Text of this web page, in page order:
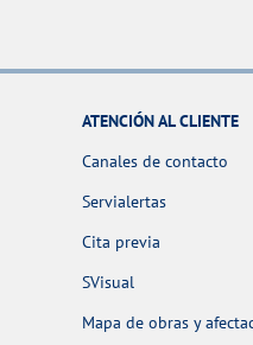
ATENCIÓN AL CLIENTE
Canales de contacto
Servialertas
Cita previa
SVisual
Mapa de obras y